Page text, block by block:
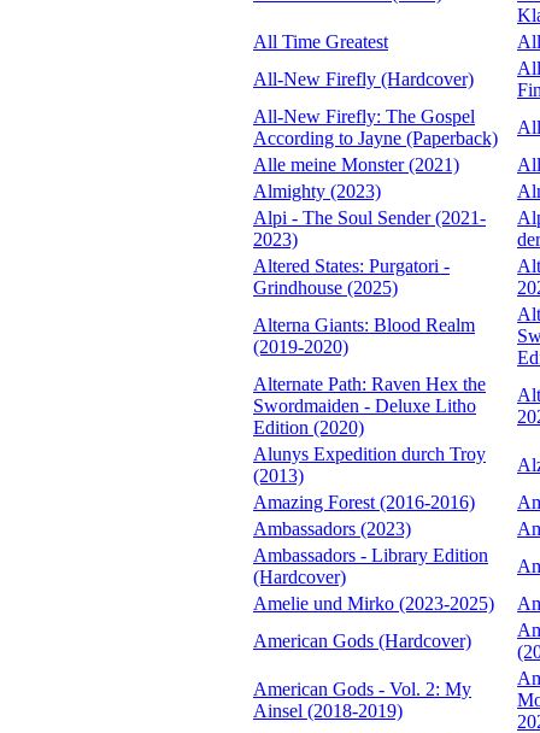
All Time Greatest
All-New Firefly (Hardcover)
All-New Firefly: The Gospel
According to Jayne (Paperback)
Alle meine Monster (2021)
Almighty (2023)
Alpi - The Soul Sender (2021-
2023)
Altered States: Purgatori -
Grindhouse (2025)
Alterna Giants: Blood Realm
(2019-2020)
Alternate Path: Raven Hex the
Swordmaiden - Deluxe Litho
Edition (2020)
Alunys Expedition durch Troy
(2013)
Amazing Forest (2016-2016)
Ambassadors (2023)
Ambassadors - Library Edition
(Hardcover)
Amelie und Mirko (2023-2025)
American Gods (Hardcover)
American Gods - Vol. 2: My
Ainsel (2018-2019)